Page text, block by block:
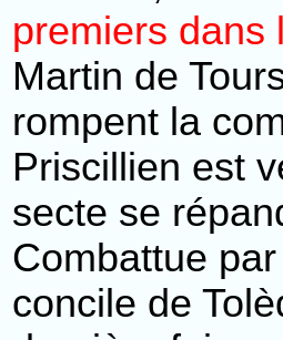
premiers dans
Martin de
rompent la
Priscillien est
secte se
Combattue par
concile de